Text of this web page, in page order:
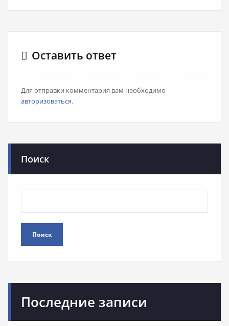
Оставить ответ
Для отправки комментария вам необходимо
авторизоваться.
Поиск
Поиск
Последние записи